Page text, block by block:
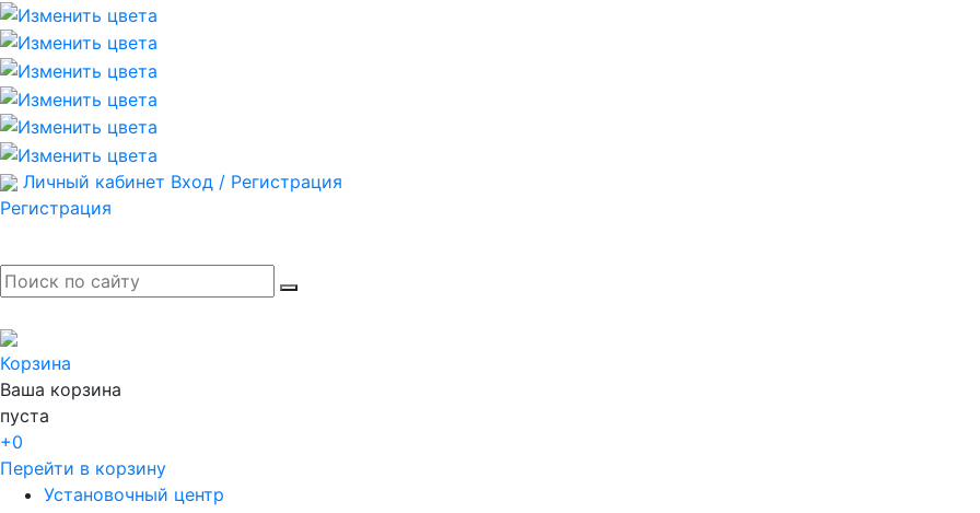
Личный кабинет Вход / Регистрация
Регистрация
Корзина
Ваша корзина
пуста
+0
Перейти в корзину
Установочный центр